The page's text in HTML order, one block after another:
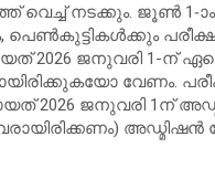
നടക്കും. ജൂൺ 1-
2026 ജനുവരി 1-ന്
വേണം.
2026 ജനുവരി 1ന്
അഡ്മിഷൻ